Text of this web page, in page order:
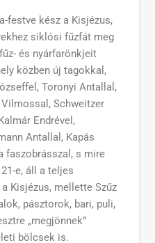
festve kész a Kisjézus,
siklósi fűzfát meg
és nyárfarönkjeit
közben új tagokkal,
Toronyi Antallal,
Schweitzer
Endrével,
Antallal, Kapás
faszobrásszal, s mire
e, áll a teljes
Kisjézus, mellette Szűz
pásztorok, bari, puli,
„megjönnek”
bölcsek is.